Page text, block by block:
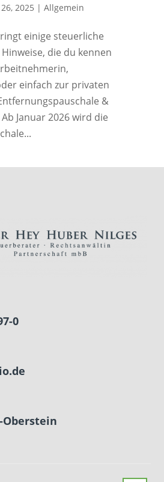
2025 | Allgemein
einige steuerliche
die du kennen
einfach zur privaten
&
Januar 2026 wird die
0
Oberstein